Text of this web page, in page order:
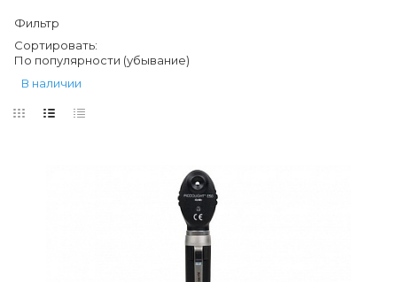
Фильтр
Сортировать:
По популярности (убывание)
В наличии